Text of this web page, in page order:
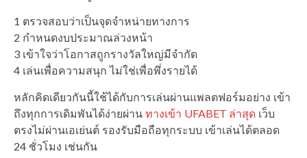
1 ตรวจสอบว่าเป็นจุดจำหน่ายทางการ
2 กำหนดงบประมาณล่วงหน้า
3 เข้าใจว่าโอกาสถูกรางวัลใหญ่มีจำกัด
4 เล่นเพื่อความสนุก ไม่ใช่เพื่อพึ่งรายได้
หลักคิดเดียวกันนี้ใช้ได้กับการเล่นผ่านแพลตฟอร์มอย่าง เข้า
ถึงทุกการเดิมพันได้ง่ายผ่าน ทางเข้า UFABET ล่าสุด เว็บ
ตรงไม่ผ่านเอเย่นต์ รองรับมือถือทุกระบบ เข้าเล่นได้ตลอด
24 ชั่วโมง เช่นกัน